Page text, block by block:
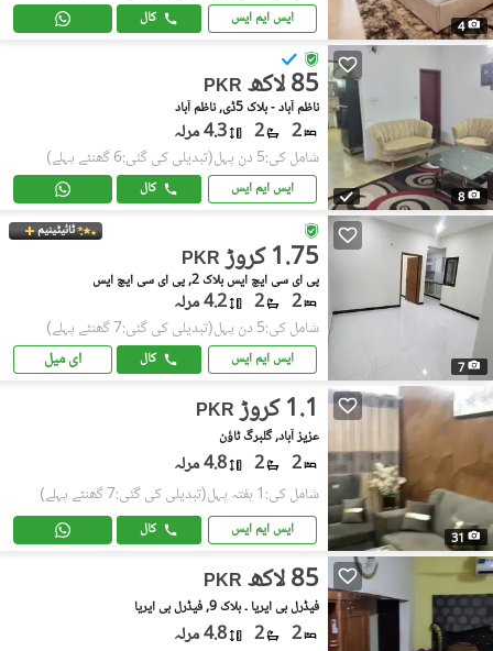
4 ایس ایم ایس کال
8
PKR 85 لاکھ
ناظم آباد - بلاک 5ڈی, ناظم آباد
2
2 4.3 مرلہ
شامل کی:5 دن پہل (تبدیلی کی گئی:6 گھنٹے پہلے)
ایس ایم ایس کال
7
ٹائیٹینیم
PKR 1.75 کروڑ
پی ای سی ایچ ایس بلاک 2, پی ای سی ایچ ایس
2
2 4.2 مرلہ
شامل کی:5 دن پہل (تبدیلی کی گئی:7 گھنٹے پہلے)
ایس ایم ایس کال ای میل
31
PKR 1.1 کروڑ
عزیز آباد, گلبرگ ٹاؤن
2
2 4.8 مرلہ
شامل کی:1 ہفتہ پہل (تبدیلی کی گئی:7 گھنٹے پہلے)
ایس ایم ایس کال
PKR 85 لاکھ
فیڈرل بی ایریا ۔ بلاک 9, فیڈرل بی ایریا
2
2 4.8 مرلہ